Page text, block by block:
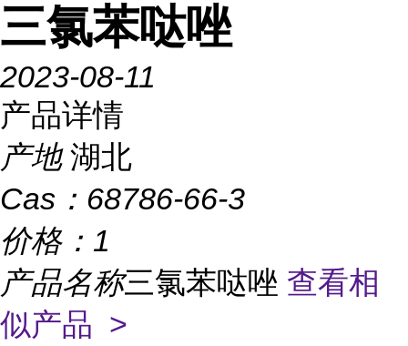
三氯苯哒唑
2023-08-11
产品详情
产地 湖北
Cas： 68786-66-3
价格： 1
产品名称三氯苯哒唑 查看相
似产品 >